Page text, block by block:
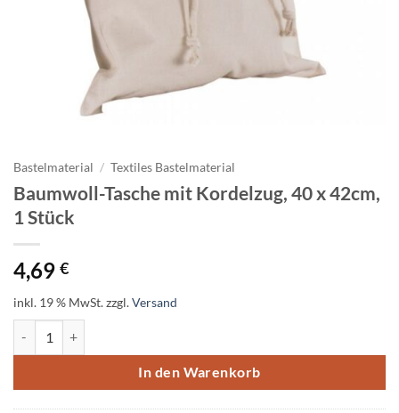
Bastelmaterial / Textiles Bastelmaterial
Baumwoll-Tasche mit Kordelzug, 40 x 42cm,
1 Stück
4,69 €
inkl. 19 % MwSt.zzgl.Versand
In den Warenkorb